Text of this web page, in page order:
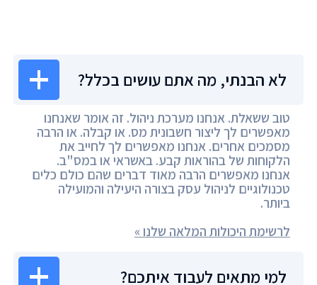
לא הבנתי, מה אתם עושים בכלל?
טוב ששאלת. אנחנו מערכת ניהול. זה אומר שאנחנו
מאפשרים לך ליצור חשבונית מס. או קבלה. או הרבה
מסמכים אחרים. אנחנו מאפשרים לך לחייב את
הלקוחות של בהוראות קבע. באשראי או במס"ב.
אנחנו מאפשרים הרבה מאוד דברים שהם כולם כלים
טכנולוגיים לניהול עסק בצורה היעילה והמועילה
ביותר.
לרשימת היכולות המלאה שלנו »
למי מתאים לעבוד איתכם?